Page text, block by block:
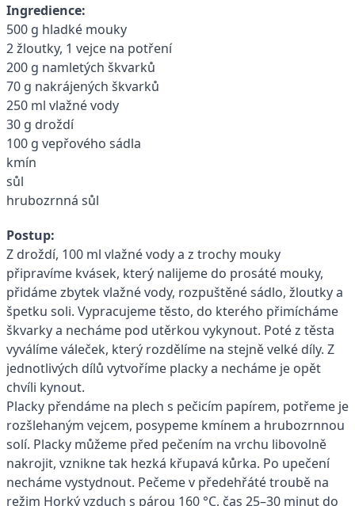
Ingredience:
500 g hladké mouky
2 žloutky, 1 vejce na potření
200 g namletých škvarků
70 g nakrájených škvarků
250 ml vlažné vody
30 g droždí
100 g vepřového sádla
kmín
sůl
hrubozrnná sůl
Postup:
Z droždí, 100 ml vlažné vody a z trochy mouky
připravíme kvásek, který nalijeme do prosáté mouky,
přidáme zbytek vlažné vody, rozpuštěné sádlo, žloutky a
špetku soli. Vypracujeme těsto, do kterého přimícháme
škvarky a necháme pod utěrkou vykynout. Poté z těsta
vyválíme váleček, který rozdělíme na stejně velké díly. Z
jednotlivých dílů vytvoříme placky a necháme je opět
chvíli kynout.
Placky přendáme na plech s pečicím papírem, potřeme je
rozšlehaným vejcem, posypeme kmínem a hrubozrnnou
solí. Placky můžeme před pečením na vrchu libovolně
nakrojit, vznikne tak hezká křupavá kůrka. Po upečení
necháme vystydnout. Pečeme v předehřáté troubě na
režim Horký vzduch s párou 160 °C, čas 25–30 minut do